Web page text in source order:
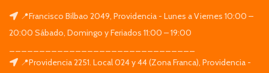
📍Francisco Bilbao 2049, Providencia - Lunes a Viernes 10:00 –
20:00 Sábado, Domingo y Feriados 11:00 – 19:00
📍Providencia 2251. Local 024 y 44 (Zona Franca), Providencia -